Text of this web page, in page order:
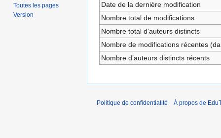
Date de la dernière modification
Nombre total de modifications
Nombre total d’auteurs distincts
Nombre de modifications récentes
Nombre d’auteurs distincts récents
Toutes les pages
Version
Politique de confidentialité À propos de